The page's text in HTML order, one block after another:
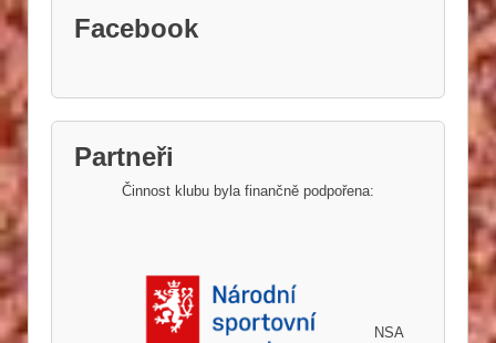
Facebook
Partneři
Činnost klubu byla finančně podpořena:
NSA